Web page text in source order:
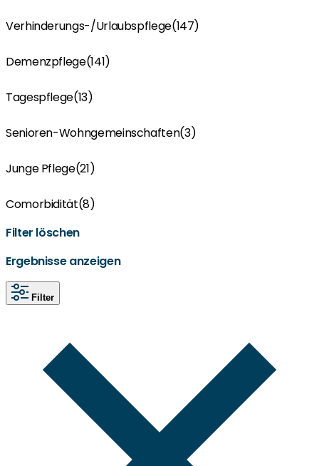
Verhinderungs-/Urlaubspflege(147)
Demenzpflege(141)
Tagespflege(13)
Senioren-Wohngemeinschaften(3)
Junge Pflege(21)
Comorbidität(8)
Filter löschen
Ergebnisse anzeigen
Filter